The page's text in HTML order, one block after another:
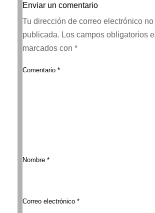
Enviar un comentario
Tu dirección de correo electrónico no
publicada. Los campos obligatorios
marcados con *
Comentario *
Nombre *
Correo electrónico *